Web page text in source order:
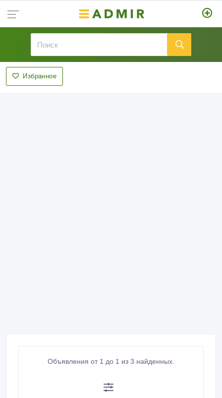
Избранное
Объявления от 1 до 1 из 3 найденных.